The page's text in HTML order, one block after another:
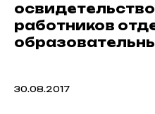
работников
30.08.2017